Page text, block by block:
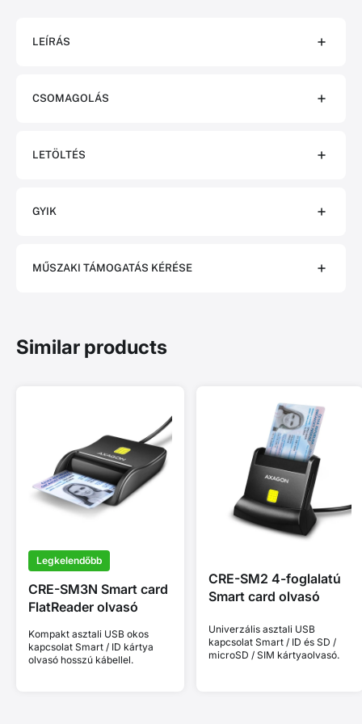
LEÍRÁS
CSOMAGOLÁS
LETÖLTÉS
GYIK
MŰSZAKI TÁMOGATÁS KÉRÉSE
Similar products
Legkelendőbb
CRE-SM3N Smart card
FlatReader olvasó
Kompakt asztali USB okos
kapcsolat Smart / ID kártya
olvasó hosszú kábellel.
CRE-SM2 4-foglalatú
Smart card olvasó
Univerzális asztali USB
kapcsolat Smart / ID és SD /
microSD / SIM kártyaolvasó.